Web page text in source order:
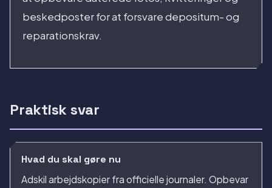
beskedposter for at forsvare depositum- og
reparationskrav.
Praktisk svar
Hvad du skal gøre nu
Adskil arbejdskopier fra officielle journaler. Opbevar